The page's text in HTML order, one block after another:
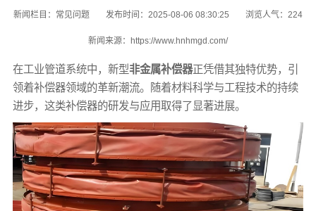
新闻栏目： 常见问题 发布时间：2025-08-06 08:30:25 浏览人气：224
新闻来源： https://www.hnhmgd.com/
在工业管道系统中，新型非金属补偿器正凭借其独特优势，引
领着补偿器领域的革新潮流。随着材料科学与工程技术的持续
进步，这类补偿器的研发与应用取得了显著进展。